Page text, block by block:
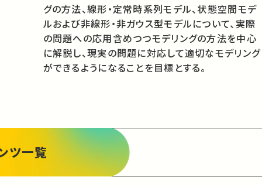
グの方法、線形・定常時系列モデル、状態空間モデ
ルおよび非線形・非ガウス型モデルについて、実際
の問題への応用含めつつモデリングの方法を中心
に解説し、現実の問題に対応して適切なモデリング
ができるようになることを目標とする。
ツ一覧